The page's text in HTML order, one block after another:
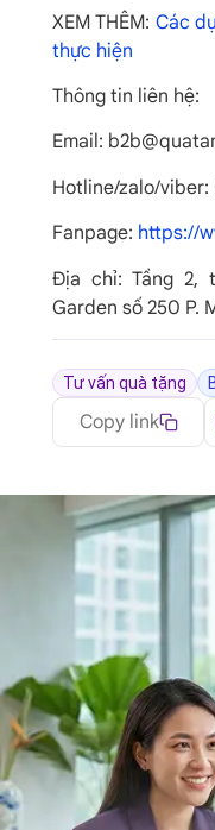
XEM THÊM: Các
thực hiện
Thông tin liên hệ:
Email:
Hotline/zalo/viber:
Fanpage: https://
Địa chỉ: Tầng 2,
Garden số 250 P.
Tư vấn quà tặng
Copy link